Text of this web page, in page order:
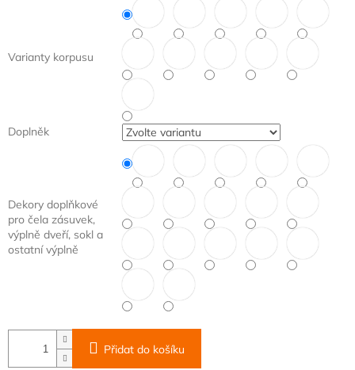
Varianty korpusu
Doplněk
Dekory doplňkové
pro čela zásuvek,
výplně dveří, sokl a
ostatní výplně
Přidat do košíku